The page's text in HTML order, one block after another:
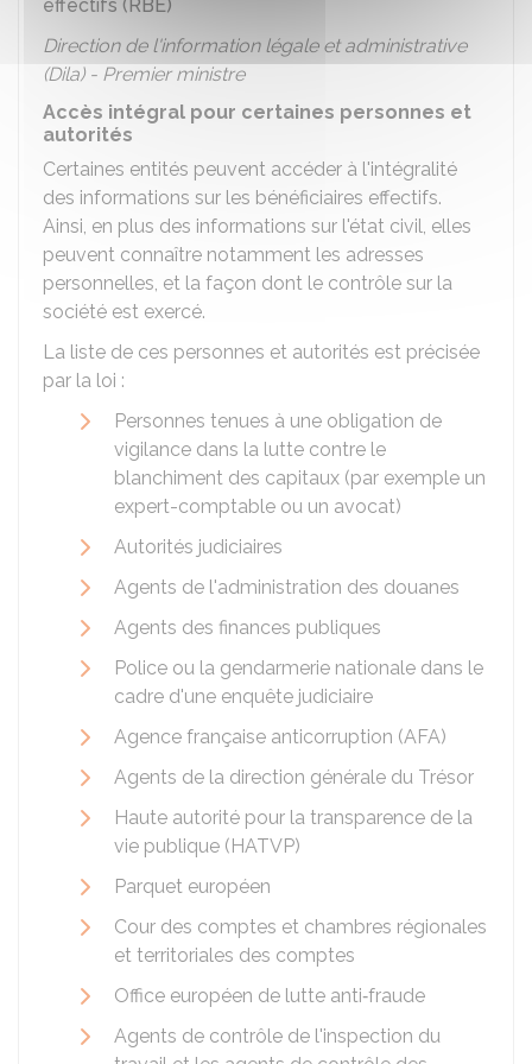
effectifs (RBE)
Direction de l'information légale et administrative
(Dila) - Premier ministre
Accès intégral pour certaines personnes et
autorités
Certaines entités peuvent accéder à l'intégralité
des informations sur les bénéficiaires effectifs.
Ainsi, en plus des informations sur l'état civil, elles
peuvent connaître notamment les adresses
personnelles, et la façon dont le contrôle sur la
société est exercé.
La liste de ces personnes et autorités est précisée
par la loi :
Personnes tenues à une obligation de
vigilance dans la lutte contre le
blanchiment des capitaux (par exemple un
expert-comptable ou un avocat)
Autorités judiciaires
Agents de l'administration des douanes
Agents des finances publiques
Police ou la gendarmerie nationale dans le
cadre d'une enquête judiciaire
Agence française anticorruption (AFA)
Agents de la direction générale du Trésor
Haute autorité pour la transparence de la
vie publique (HATVP)
Parquet européen
Cour des comptes et chambres régionales
et territoriales des comptes
Office européen de lutte anti‑fraude
Agents de contrôle de l'inspection du